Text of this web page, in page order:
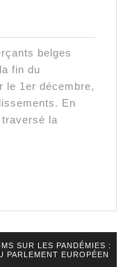
belges
fin du
le 1er décembre,
En
la
SUR LES PANDÉMIES :
PARLEMENT EUROPÉEN